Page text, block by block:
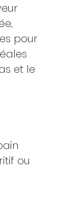
pour
et le
ou